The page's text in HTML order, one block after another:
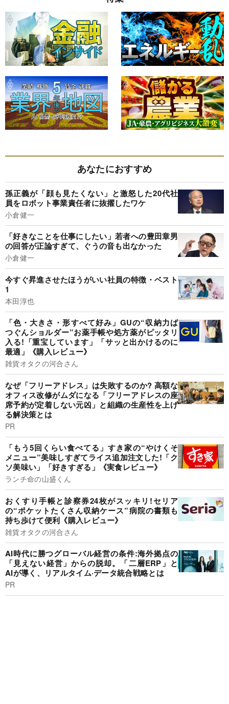
あなたにおすすめ
孫正義が「顔も見たくない」と激怒した20代社
員をロボット事業責任者に抜擢したワケ
小倉健一
「好きなことを仕事にしたい」若者への豊田章男
の回答が正論すぎて、ぐうの音も出なかった
小倉健一
今すぐ昇進させたほうがいい社員の特徴・ベスト
1
本田淳也
「色・大きさ・形すべて好み」GUの“収納力ば
つぐんショルダー”お薬手帳や処方薬がピッタリ
入る!「重宝しています」「サッと出かけるのに
最適」《購入レビュー》
雑貨オタクの河合さん
なぜ「フリーアドレス」は失敗するのか? 高額な
オフィス改修がムダになる「フリーアドレスの座
席予約が定着しない元凶」と組織の生産性を上げ
る解決策とは
PR
「もう5回くらい食べてる」すき家の“やけくそ
メニュー”美味しすぎてライス追加注文した!「ク
ソ美味い」「好きすぎる」《実食レビュー》
ランチ命の山盛くん
おくすり手帳と診察券24枚がスッキリ!セリア
の“ポケットたくさん収納ケース”病院の書類も
持ち歩けて便利《購入レビュー》
雑貨オタクの河合さん
AI時代に勝つグローバル経営の条件:海外拠点の
「見えない経営」からの脱却。「二層ERP」と
AIが導く、リアルタイム·データ統合戦略とは
PR